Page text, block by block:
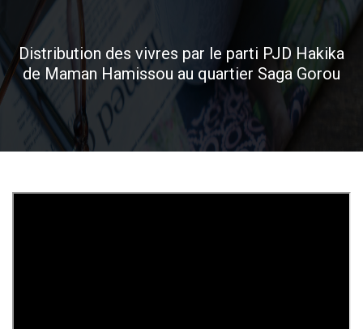
Distribution des vivres par le parti PJD Hakika
de Maman Hamissou au quartier Saga Gorou